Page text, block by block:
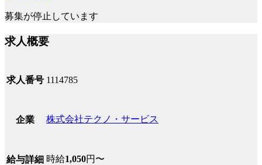
募集が停止しています
求人概要
求人番号 1114785
企業 株式会社テクノ・サービス
給与詳細 時給1,050円〜